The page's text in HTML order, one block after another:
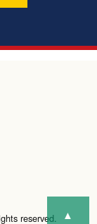
reserved. ▲